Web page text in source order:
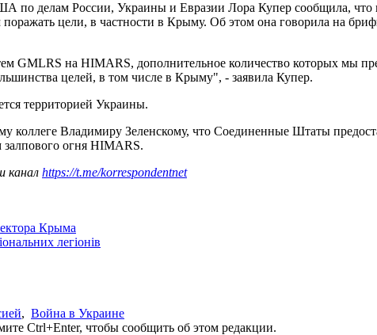
по делам России, Украины и Евразии Лора Купер сообщила,
цели, в частности в Крыму. Об этом она говорила на
на HIMARS, дополнительное количество которых мы
целей, в том числе в Крыму", - заявила Купер.
территорией Украины.
Владимиру Зеленскому, что Соединенные Штаты
залпового огня HIMARS.
канал https://t.me/korrespondentnet
Крыма
легіонів
, Война в Украине
Ctrl+Enter, чтобы сообщить об этом редакции.